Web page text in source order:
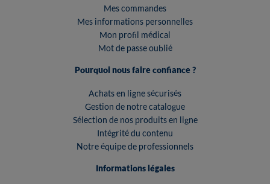
Mes commandes
Mes informations personnelles
Mon profil médical
Mot de passe oublié
Pourquoi nous faire confiance ?
Achats en ligne sécurisés
Gestion de notre catalogue
Sélection de nos produits en ligne
Intégrité du contenu
Notre équipe de professionnels
Informations légales